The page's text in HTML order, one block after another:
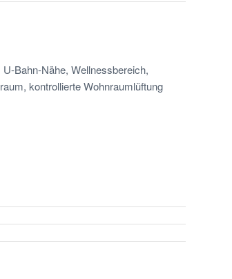
Bahn-Nähe, Wellnessbereich,
kontrollierte Wohnraumlüftung